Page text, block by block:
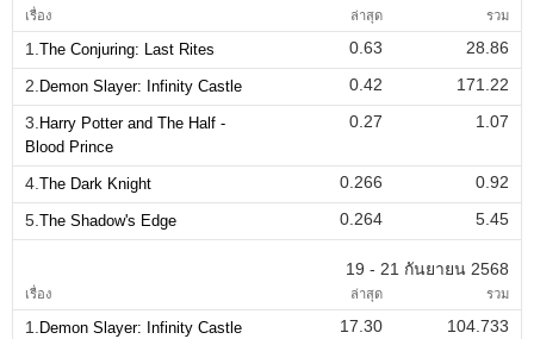
เรื่อง ล่าสุด รวม
1.The Conjuring: Last Rites 0.63
28.86
2. Demon Slayer: Infinity Castle 0.42
171.22
3. Harry Potter and The Half -
Blood Prince
0.27 1.07
4.The Dark Knight 0.266
0.92
5.The Shadow's Edge 0.264 5.45
19 - 21 กันยายน 2568
เรื่อง ล่าสุด รวม
1. Demon Slayer: Infinity Castle 17.30
104.733